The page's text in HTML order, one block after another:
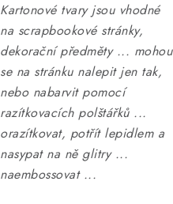
Kartonové tvary jsou vhodné
na scrapbookové stránky,
dekorační předměty ... mohou
se na stránku nalepit jen tak,
nebo nabarvit pomocí
razítkovacích polštářků ...
orazítkovat, potřít lepidlem a
nasypat na ně glitry ...
naembossovat ...